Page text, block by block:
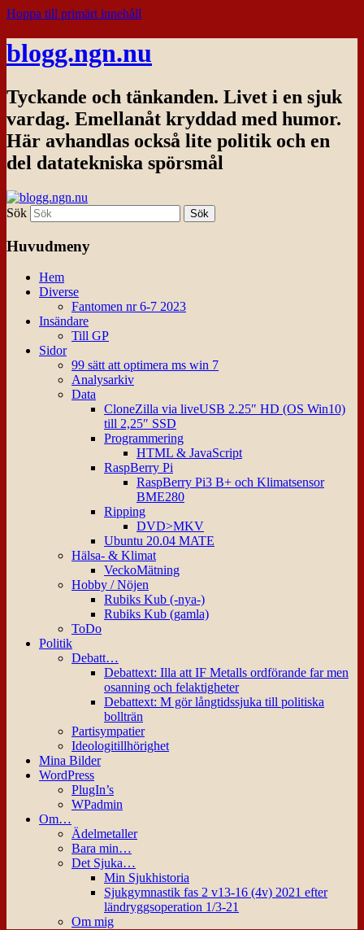
Hoppa till primärt innehåll
blogg.ngn.nu
Tyckande och tänkanden. Livet i en sjuk
vardag. Emellanåt kryddad med humor.
Här avhandlas också lite politik och en
del datatekniska spörsmål
Sök
Huvudmeny
Hem
Diverse
Fantomen nr 6-7 2023
Insändare
Till GP
Sidor
99 sätt att optimera ms win 7
Analysarkiv
Data
CloneZilla via liveUSB 2.25″ HD (OS Win10)
till 2,25″ SSD
Programmering
HTML & JavaScript
RaspBerry Pi
RaspBerry Pi3 B+ och Klimatsensor
BME280
Ripping
DVD>MKV
Ubuntu 20.04 MATE
Hälsa- & Klimat
VeckoMätning
Hobby / Nöjen
Rubiks Kub (-nya-)
Rubiks Kub (gamla)
ToDo
Politik
Debatt…
Debattext: Illa att IF Metalls ordförande far men
osanning och felaktigheter
Debattext: M gör långtidssjuka till politiska
bollträn
Partisympatier
Ideologitillhörighet
Mina Bilder
WordPress
PlugIn’s
WPadmin
Om…
Ädelmetaller
Bara min…
Det Sjuka…
Min Sjukhistoria
Sjukgymnastik fas 2 v13-16 (4v) 2021 efter
ländryggsoperation 1/3-21
Om mig